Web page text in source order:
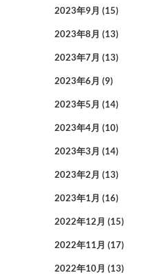
2023年9月 (15)
2023年8月 (13)
2023年7月 (13)
2023年6月 (9)
2023年5月 (14)
2023年4月 (10)
2023年3月 (14)
2023年2月 (13)
2023年1月 (16)
2022年12月 (15)
2022年11月 (17)
2022年10月 (13)